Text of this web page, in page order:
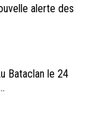
alerte des
Bataclan le 24